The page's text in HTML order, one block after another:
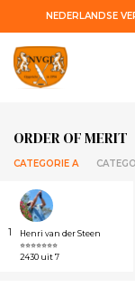
NEDERLANDSE
ORDER OF MERIT
CATEGORIE A
1
Henri van der Steen
⭐⭐⭐⭐⭐⭐⭐
2430 uit 7